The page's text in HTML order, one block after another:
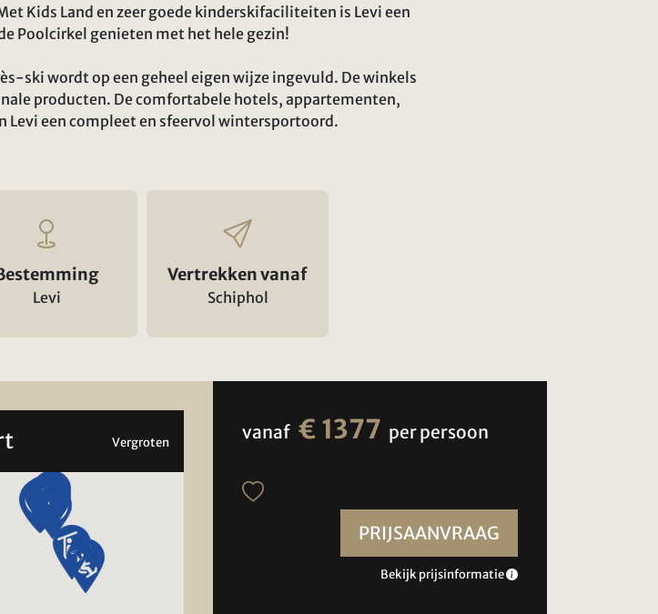
Kids Land en zeer goede kinderskifaciliteiten is Levi een
Poolcirkel genieten met het hele gezin!
ski wordt op een geheel eigen wijze ingevuld. De winkels
producten. De comfortabele hotels, appartementen,
Levi een compleet en sfeervol wintersportoord.
Levi
Vertrekken vanaf
Schiphol
Vergroten vanaf € 1377 per persoon
PRIJSAANVRAAG
Bekijk prijsinformatie